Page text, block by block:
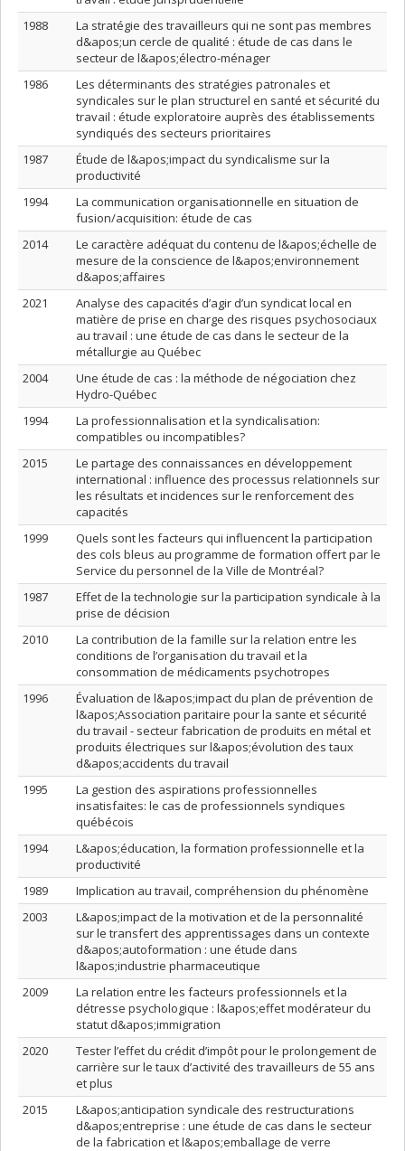
1988
La stratégie des travailleurs qui ne sont pas membres
d&apos;un cercle de qualité : étude de cas dans le
secteur de l&apos;électro-ménager
1986
Les déterminants des stratégies patronales et
syndicales sur le plan structurel en santé et sécurité du
travail : étude exploratoire auprès des établissements
syndiqués des secteurs prioritaires
1987
Étude de l&apos;impact du syndicalisme sur la
productivité
1994
La communication organisationnelle en situation de
fusion/acquisition: étude de cas
2014
Le caractère adéquat du contenu de l&apos;échelle de
mesure de la conscience de l&apos;environnement
d&apos;affaires
2021
Analyse des capacités d’agir d’un syndicat local en
matière de prise en charge des risques psychosociaux
au travail : une étude de cas dans le secteur de la
métallurgie au Québec
2004
Une étude de cas : la méthode de négociation chez
Hydro-Québec
1994
La professionnalisation et la syndicalisation:
compatibles ou incompatibles?
2015
Le partage des connaissances en développement
international : influence des processus relationnels sur
les résultats et incidences sur le renforcement des
capacités
1999
Quels sont les facteurs qui influencent la participation
des cols bleus au programme de formation offert par le
Service du personnel de la Ville de Montréal?
1987
Effet de la technologie sur la participation syndicale à la
prise de décision
2010
La contribution de la famille sur la relation entre les
conditions de l’organisation du travail et la
consommation de médicaments psychotropes
1996
Évaluation de l&apos;impact du plan de prévention de
l&apos;Association paritaire pour la sante et sécurité
du travail - secteur fabrication de produits en métal et
produits électriques sur l&apos;évolution des taux
d&apos;accidents du travail
1995
La gestion des aspirations professionnelles
insatisfaites: le cas de professionnels syndiques
québécois
1994
L&apos;éducation, la formation professionnelle et la
productivité
1989
Implication au travail, compréhension du phénomène
2003
L&apos;impact de la motivation et de la personnalité
sur le transfert des apprentissages dans un contexte
d&apos;autoformation : une étude dans
l&apos;industrie pharmaceutique
2009
La relation entre les facteurs professionnels et la
détresse psychologique : l&apos;effet modérateur du
statut d&apos;immigration
2020
Tester l’effet du crédit d’impôt pour le prolongement de
carrière sur le taux d’activité des travailleurs de 55 ans
et plus
2015
L&apos;anticipation syndicale des restructurations
d&apos;entreprise : une étude de cas dans le secteur
de la fabrication et l&apos;emballage de verre